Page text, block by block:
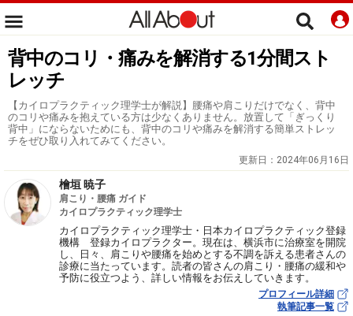
背中のコリ・痛みを解消する1分間スト
レッチ
【カイロプラクティック理学士が解説】腰痛や肩こりだけでなく、背中
のコリや痛みを抱えている方は少なくありません。放置して「ぎっくり
背中」にならないためにも、背中のコリや痛みを解消する簡単ストレッ
チをぜひ取り入れてみてください。
更新日： 2024年06月16日
檜垣 暁子
肩こり・腰痛 ガイド
カイロプラクティック理学士
カイロプラクティック理学士・日本カイロプラクティック登録
機構 登録カイロプラクター。現在は、横浜市に治療室を開院
し、日々、肩こりや腰痛を始めとする不調を訴える患者さんの
診療に当たっています。読者の皆さんの肩こり・腰痛の緩和や
予防に役立つよう、詳しい情報をお伝えしていきます。
プロフィール詳細
執筆記事一覧